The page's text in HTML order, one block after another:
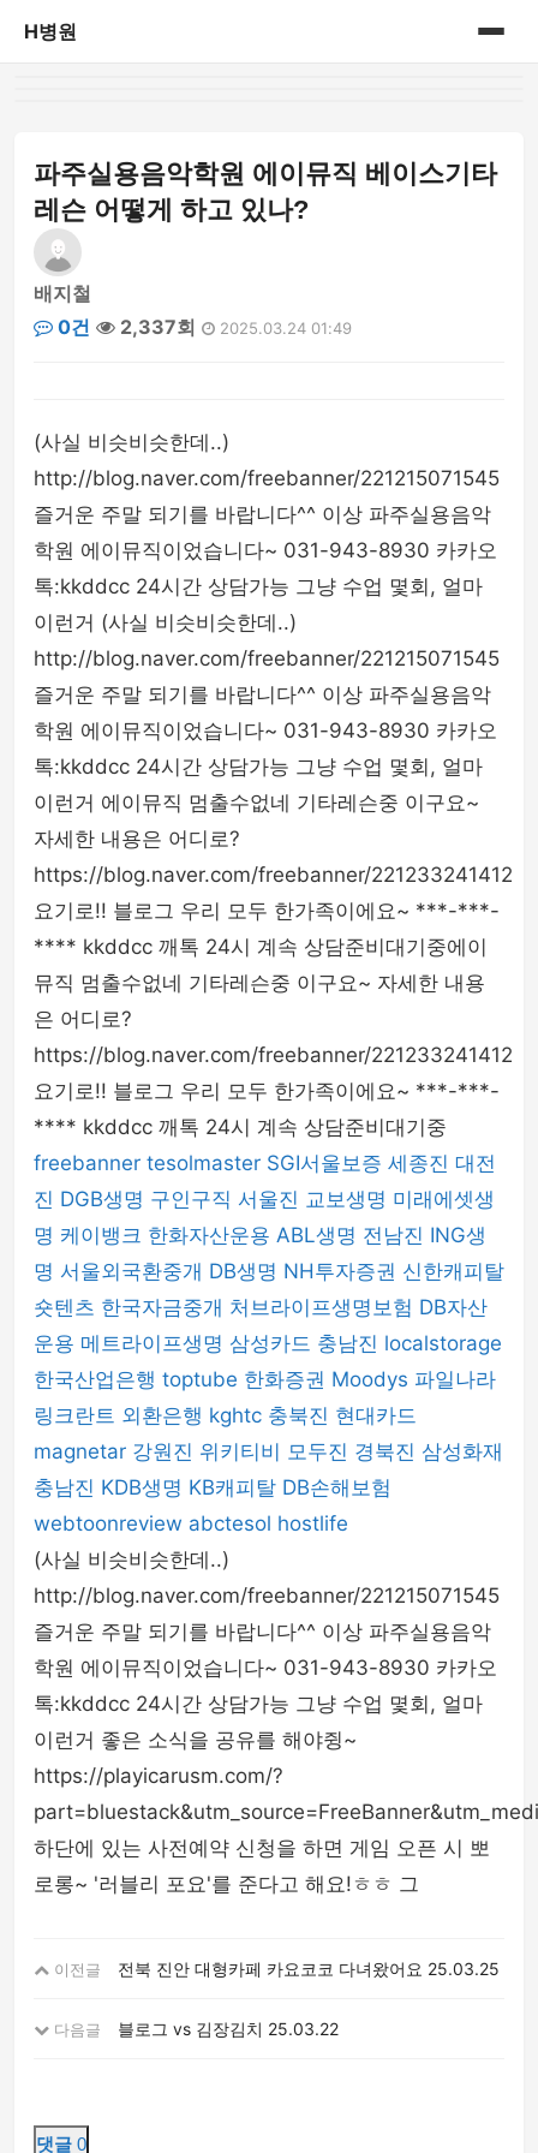
H병원
파주실용음악학원 에이뮤직 베이스기타
레슨 어떻게 하고 있나?
배지철
0건
2,337회 2025.03.24 01:49
(사실 비슷비슷한데..)
http://blog.naver.com/freebanner/221215071545
즐거운 주말 되기를 바랍니다^^ 이상 파주실용음악
학원 에이뮤직이었습니다~ 031-943-8930 카카오
톡:kkddcc 24시간 상담가능 그냥 수업 몇회, 얼마
이런거 (사실 비슷비슷한데..)
http://blog.naver.com/freebanner/221215071545
즐거운 주말 되기를 바랍니다^^ 이상 파주실용음악
학원 에이뮤직이었습니다~ 031-943-8930 카카오
톡:kkddcc 24시간 상담가능 그냥 수업 몇회, 얼마
이런거 에이뮤직 멈출수없네 기타레슨중 이구요~
자세한 내용은 어디로?
https://blog.naver.com/freebanner/221233241412
요기로!! 블로그 우리 모두 한가족이에요~ ***-***-
**** kkddcc 깨톡 24시 계속 상담준비대기중에이
뮤직 멈출수없네 기타레슨중 이구요~ 자세한 내용
은 어디로?
https://blog.naver.com/freebanner/221233241412
요기로!! 블로그 우리 모두 한가족이에요~ ***-***-
**** kkddcc 깨톡 24시 계속 상담준비대기중
freebanner tesolmaster SGI서울보증 세종진 대전
진 DGB생명 구인구직 서울진 교보생명 미래에셋생
명 케이뱅크 한화자산운용 ABL생명 전남진 ING생
명 서울외국환중개 DB생명 NH투자증권 신한캐피탈
숏텐츠 한국자금중개 처브라이프생명보험 DB자산
운용 메트라이프생명 삼성카드 충남진 localstorage
한국산업은행 toptube 한화증권 Moodys 파일나라
링크란트 외환은행 kghtc 충북진 현대카드
magnetar 강원진 위키티비 모두진 경북진 삼성화재
충남진 KDB생명 KB캐피탈 DB손해보험
webtoonreview abctesol hostlife
(사실 비슷비슷한데..)
http://blog.naver.com/freebanner/221215071545
즐거운 주말 되기를 바랍니다^^ 이상 파주실용음악
학원 에이뮤직이었습니다~ 031-943-8930 카카오
톡:kkddcc 24시간 상담가능 그냥 수업 몇회, 얼마
이런거 좋은 소식을 공유를 해야쥥~
https://playicarusm.com/?
하단에 있는 사전예약 신청을 하면 게임 오픈 시 뽀
로롱~ '러블리 포요'를 준다고 해요!ㅎㅎ 그
이전글 전북 진안 대형카페 카요코코 다녀왔어요 25.03.25
다음글 블로그 vs 김장김치 25.03.22
댓글 0